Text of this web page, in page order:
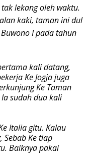
kali datang,
Ke Jogja juga
Ke Taman
sudah dua kali
Italia gitu. Kalau
Ke tiap
Baiknya pakai